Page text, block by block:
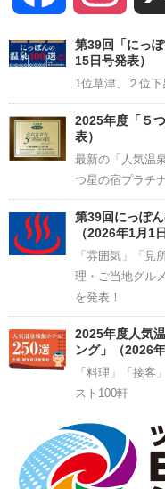
第39回「にっ
15日号発表）
1位草津、２位
2025年度「５
表）
最新の「人気温
つ星の宿プラチ
第39回にっぽ
（2026年1月1
「雰囲気」「見
理・ご当地グル
を発表！
2025年度人気
ング」（2026
「料理」「接客
スト100軒